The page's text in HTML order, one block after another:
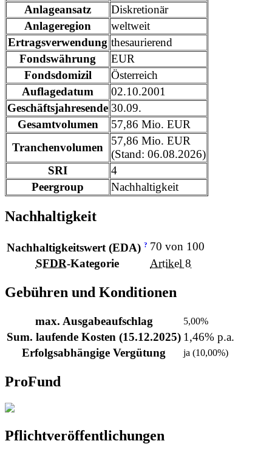
Anlageansatz
Diskretionär
Anlageregion
weltweit
Ertragsverwendung thesaurierend
Fondswährung
EUR
Fondsdomizil
Österreich
Auflagedatum
02.10.2001
Geschäftsjahresende 30.09.
Gesamtvolumen
57,86 Mio. EUR
Tranchenvolumen
57,86 Mio. EUR
(Stand: 06.08.2026)
SRI
4
Peergroup
Nachhaltigkeit
Nachhaltigkeit
Nachhaltigkeitswert (EDA) ? 70 von 100
SFDR-Kategorie Artikel 8
Gebühren und Konditionen
max. Ausgabeaufschlag 5,00%
Sum. laufende Kosten (15.12.2025) 1,46% p.a.
Erfolgsabhängige Vergütung
ja (10,00%)
ProFund
Pflichtveröffentlichungen